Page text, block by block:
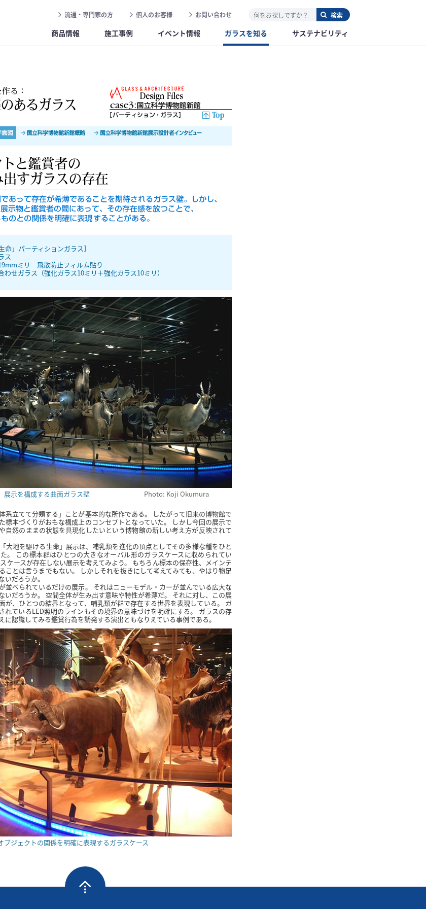
流通・専門家の方 個人のお客様 お問い合わせ
商品情報 施工事例 イベント情報 ガラスを知る サステナビリティ